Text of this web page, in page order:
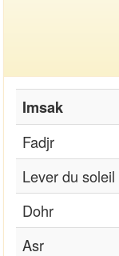
Imsak
Fadjr
Lever du soleil
Dohr
Asr